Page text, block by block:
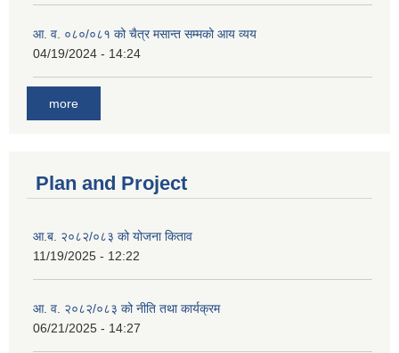
आ. व. ०८०/०८१ को चैत्र मसान्त सम्मको आय व्यय
04/19/2024 - 14:24
more
Plan and Project
आ.ब. २०८२/०८३ को योजना किताव
11/19/2025 - 12:22
आ. व. २०८२/०८३ को नीति तथा कार्यक्रम
06/21/2025 - 14:27